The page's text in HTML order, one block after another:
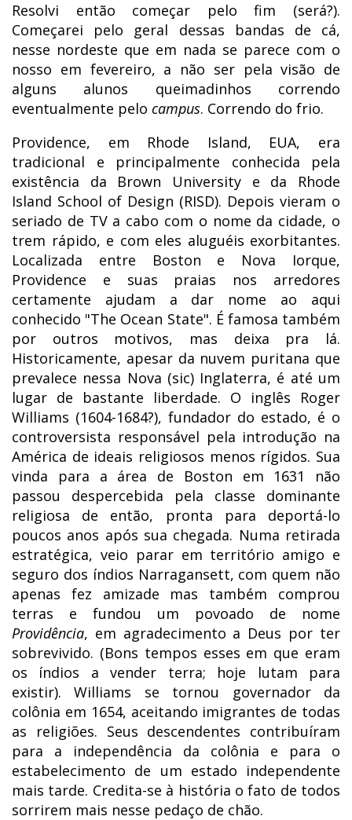
Resolvi então começar pelo fim (será?).
Começarei pelo geral dessas bandas de cá,
nesse nordeste que em nada se parece com o
nosso em fevereiro, a não ser pela visão de
alguns alunos queimadinhos correndo
eventualmente pelo campus. Correndo do frio.
Providence, em Rhode Island, EUA, era
tradicional e principalmente conhecida pela
existência da Brown University e da Rhode
Island School of Design (RISD). Depois vieram o
seriado de TV a cabo com o nome da cidade, o
trem rápido, e com eles aluguéis exorbitantes.
Localizada entre Boston e Nova Iorque,
Providence e suas praias nos arredores
certamente ajudam a dar nome ao aqui
conhecido "The Ocean State". É famosa também
por outros motivos, mas deixa pra lá.
Historicamente, apesar da nuvem puritana que
prevalece nessa Nova (sic) Inglaterra, é até um
lugar de bastante liberdade. O inglês Roger
Williams (1604-1684?), fundador do estado, é o
controversista responsável pela introdução na
América de ideais religiosos menos rígidos. Sua
vinda para a área de Boston em 1631 não
passou despercebida pela classe dominante
religiosa de então, pronta para deportá-lo
poucos anos após sua chegada. Numa retirada
estratégica, veio parar em território amigo e
seguro dos índios Narragansett, com quem não
apenas fez amizade mas também comprou
terras e fundou um povoado de nome
Providência, em agradecimento a Deus por ter
sobrevivido. (Bons tempos esses em que eram
os índios a vender terra; hoje lutam para
existir). Williams se tornou governador da
colônia em 1654, aceitando imigrantes de todas
as religiões. Seus descendentes contribuíram
para a independência da colônia e para o
estabelecimento de um estado independente
mais tarde. Credita-se à história o fato de todos
sorrirem mais nesse pedaço de chão.